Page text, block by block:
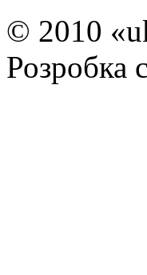
© 2010
Розробка